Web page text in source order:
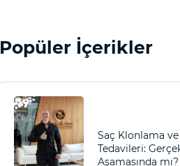
Popüler İçerikler
Saç Klonlama
Tedavileri:
Aşamasında mı?